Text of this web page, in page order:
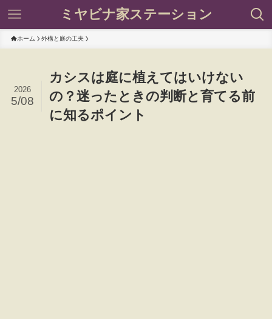
ミヤビナ家ステーション
ホーム 外構と庭の工夫
カシスは庭に植えてはいけない
の？迷ったときの判断と育てる前
に知るポイント
2026
5/08